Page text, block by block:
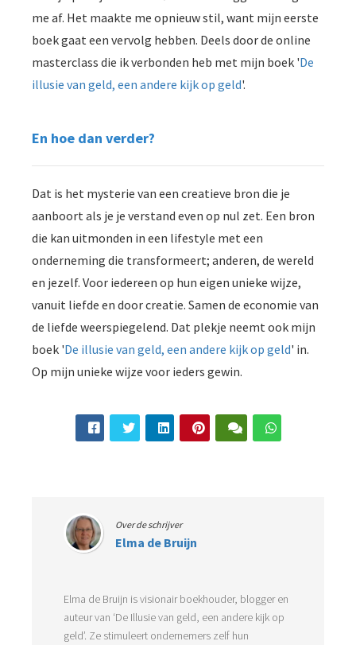
me af. Het maakte me opnieuw stil, want mijn eerste
boek gaat een vervolg hebben. Deels door de online
masterclass die ik verbonden heb met mijn boek 'De
illusie van geld, een andere kijk op geld'.
En hoe dan verder?
Dat is het mysterie van een creatieve bron die je
aanboort als je je verstand even op nul zet. Een bron
die kan uitmonden in een lifestyle met een
onderneming die transformeert; anderen, de wereld
en jezelf. Voor iedereen op hun eigen unieke wijze,
vanuit liefde en door creatie. Samen de economie van
de liefde weerspiegelend. Dat plekje neemt ook mijn
boek 'De illusie van geld, een andere kijk op geld' in.
Op mijn unieke wijze voor ieders gewin.
Over de schrijver
Elma de Bruijn
Elma de Bruijn is visionair boekhouder, blogger en
auteur van ‘De Illusie van geld, een andere kijk op
geld’. Ze stimuleert ondernemers zelf hun